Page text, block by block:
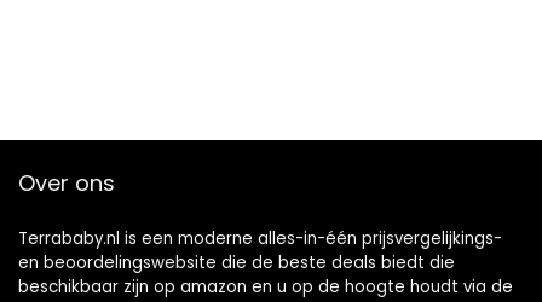
Over ons
Terrababy.nl is een moderne alles-in-één prijsvergelijkings-
en beoordelingswebsite die de beste deals biedt die
beschikbaar zijn op amazon en u op de hoogte houdt via de